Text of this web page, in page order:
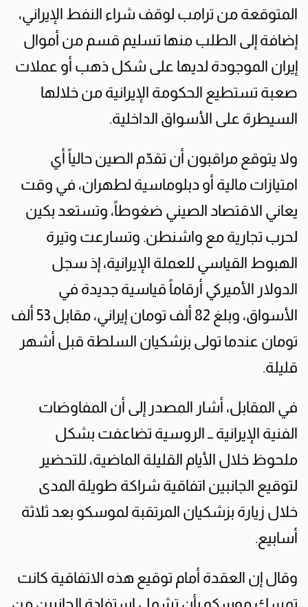
المتوقعة من ترامب لوقف شراء النفط الإيراني،
إضافة إلى الطلب منها تسليم قسم من أموال
إيران الموجودة لديها على شكل ذهب أو عملات
صعبة تستطيع الحكومة الإيرانية من خلالها
السيطرة على الأسواق الداخلية.
ولا يتوقع مراقبون أن تقدّم الصين حالياً أي
امتيازات مالية أو دبلوماسية لطهران، في وقت
يعاني الاقتصاد الصيني ضغوطاً، وتستعد بكين
لحرب تجارية مع واشنطن. وتسارعت وتيرة
الهبوط القياسي للعملة الإيرانية، إذ سجل
الدولار الأميركي أرقاماً قياسية جديدة في
الأسواق، وبلغ 82 ألف تومان إيراني، مقابل 53 ألف
تومان عندما تولى بزشكيان السلطة قبل أشهر
قليلة.
في المقابل، أشار المصدر إلى أن المفاوضات
الفنية الإيرانية ــ الروسية تضاعفت بشكل
ملحوظ خلال الأيام القليلة الماضية، للتحضير
لتوقيع الجانبين اتفاقية شراكة طويلة المدى
خلال زيارة بزشكيان المرتقبة لموسكو بعد ثلاثة
أسابيع.
وقال إن العقدة أمام توقيع هذه الاتفاقية كانت